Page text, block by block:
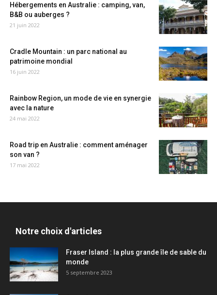
Hébergements en Australie : camping, van,
B&B ou auberges ?
21 juin 2022
Cradle Mountain : un parc national au
patrimoine mondial
16 juin 2022
Rainbow Region, un mode de vie en synergie
avec la nature
24 mai 2022
Road trip en Australie : comment aménager
son van ?
17 mai 2022
Notre choix d'articles
Fraser Island : la plus grande île de sable du
monde
5 septembre 2023